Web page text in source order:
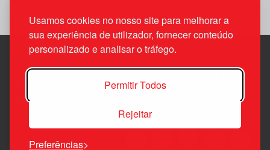
Usamos cookies no nosso site para melhorar a
sua experiência de utilizador, fornecer conteúdo
personalizado e analisar o tráfego.
Permitir Todos
Rejeitar
Preferências
Edif. Lisboa Oriente | Av. Infante D. Henrique, n.º 333H, esc.
1800-282 Lisboa | Portugal